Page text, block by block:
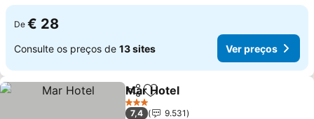
De € 28
Consulte os preços de 13 sites Ver preços
PartilharAdicionar aos favoritos
Mar Hotel
3 Estrelas
7,4
9.531